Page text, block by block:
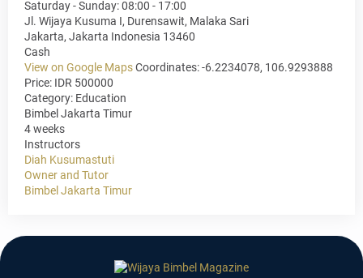
Saturday - Sunday: 08:00 - 17:00
Jl. Wijaya Kusuma I, Durensawit, Malaka Sari
Jakarta, Jakarta Indonesia 13460
Cash
View on Google MapsCoordinates: -6.2234078, 106.9293888
Price: IDR 500000
Category: Education
Bimbel Jakarta Timur
4 weeks
Instructors
Diah Kusumastuti
Owner and Tutor
Bimbel Jakarta Timur